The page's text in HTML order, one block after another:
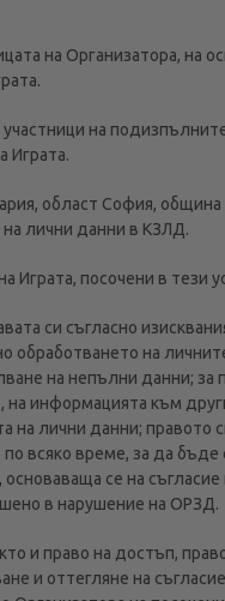
на Организатора, на
на
Играта.
област София, община
лични данни в КЗЛД.
Играта, посочени в тези
си съгласно
обработването на
на непълни данни; за
на информацията към
на лични данни; правото
всяко време, за да бъде
се на
в нарушение на ОРЗД.
и право на достъп,
и оттегляне на